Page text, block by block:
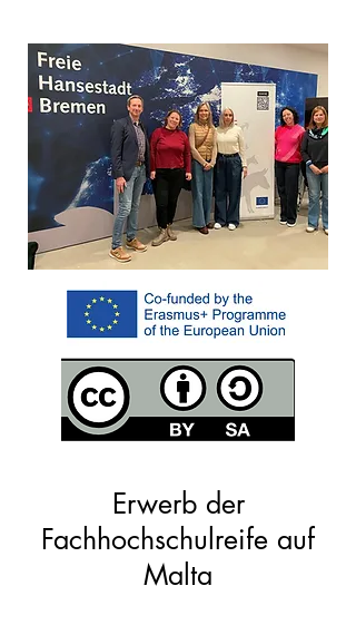
Erwerb der
Fachhochschulreife auf
Malta